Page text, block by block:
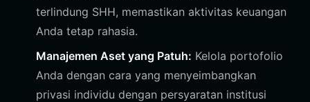
terlindung SHH, memastikan aktivitas keuangan
Anda tetap rahasia.
Manajemen Aset yang Patuh: Kelola portofolio
Anda dengan cara yang menyeimbangkan
privasi individu dengan persyaratan institusi